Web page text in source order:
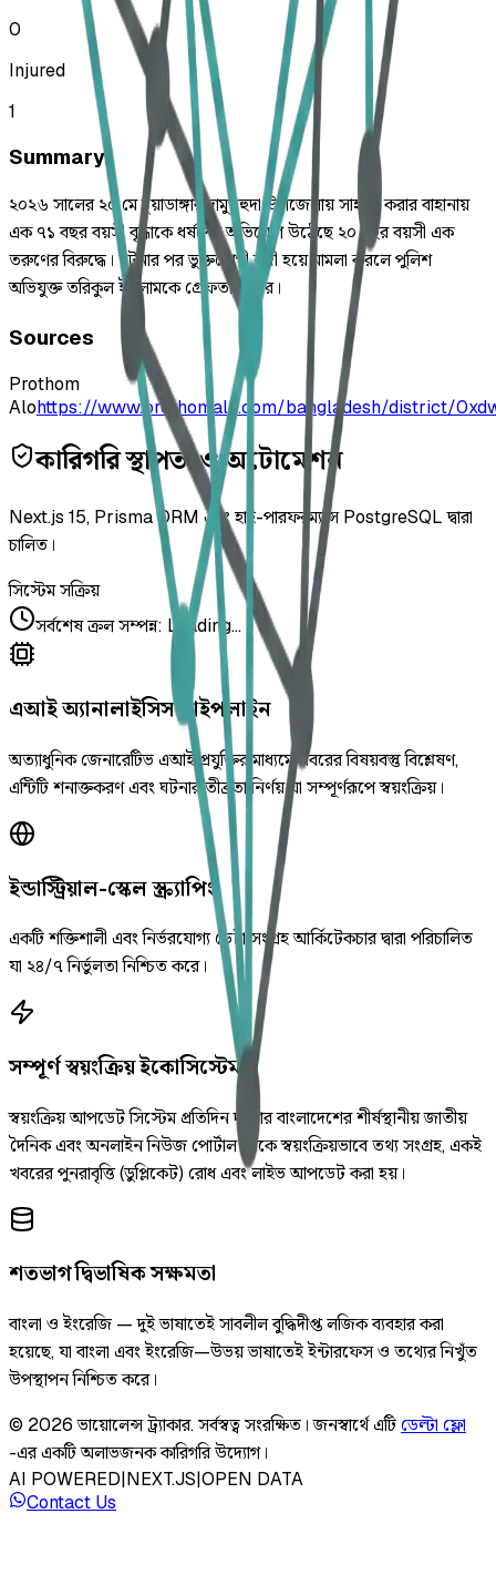
0
Injured
1
Summary
২০২৬ সালের ২০ মে চুয়াডাঙ্গার দামুড়হুদা উপজেলায় সাহায্য করার বাহানায়
এক ৭১ বছর বয়সী বৃদ্ধাকে ধর্ষণের অভিযোগ উঠেছে ২০ বছর বয়সী এক
তরুণের বিরুদ্ধে। ঘটনার পর ভুক্তভোগী বাদী হয়ে মামলা করলে পুলিশ
অভিযুক্ত তরিকুল ইসলামকে গ্রেফতার করে।
Sources
Prothom
Alohttps://www.prothomalo.com/bangladesh/district/
কারিগরি স্থাপত্য ও অটোমেশন
Next.js 15, Prisma ORM এবং হাই-পারফরম্যান্স PostgreSQL দ্বারা
চালিত।
সিস্টেম সক্রিয়
সর্বশেষ ক্রল সম্পন্ন: Loading...
এআই অ্যানালাইসিস পাইপলাইন
অত্যাধুনিক জেনারেটিভ এআই প্রযুক্তির মাধ্যমে খবরের বিষয়বস্তু বিশ্লেষণ,
এন্টিটি শনাক্তকরণ এবং ঘটনার তীব্রতা নির্ণয় যা সম্পূর্ণরূপে স্বয়ংক্রিয়।
ইন্ডাস্ট্রিয়াল-স্কেল স্ক্র্যাপিং
একটি শক্তিশালী এবং নির্ভরযোগ্য ডেটা সংগ্রহ আর্কিটেকচার দ্বারা পরিচালিত
যা ২৪/৭ নির্ভুলতা নিশ্চিত করে।
সম্পূর্ণ স্বয়ংক্রিয় ইকোসিস্টেম
স্বয়ংক্রিয় আপডেট সিস্টেম প্রতিদিন দুইবার বাংলাদেশের শীর্ষস্থানীয় জাতীয়
দৈনিক এবং অনলাইন নিউজ পোর্টাল থেকে স্বয়ংক্রিয়ভাবে তথ্য সংগ্রহ, একই
খবরের পুনরাবৃত্তি (ডুপ্লিকেট) রোধ এবং লাইভ আপডেট করা হয়।
শতভাগ দ্বিভাষিক সক্ষমতা
বাংলা ও ইংরেজি — দুই ভাষাতেই সাবলীল বুদ্ধিদীপ্ত লজিক ব্যবহার করা
হয়েছে, যা বাংলা এবং ইংরেজি—উভয় ভাষাতেই ইন্টারফেস ও তথ্যের নিখুঁত
উপস্থাপন নিশ্চিত করে।
© 2026 ভায়োলেন্স ট্র্যাকার.সর্বস্বত্ব সংরক্ষিত। জনস্বার্থে এটিডেল্টা ফ্লো
-এর একটি অলাভজনক কারিগরি উদ্যোগ।
AI POWERED|NEXT.JS|OPEN DATA
Contact Us